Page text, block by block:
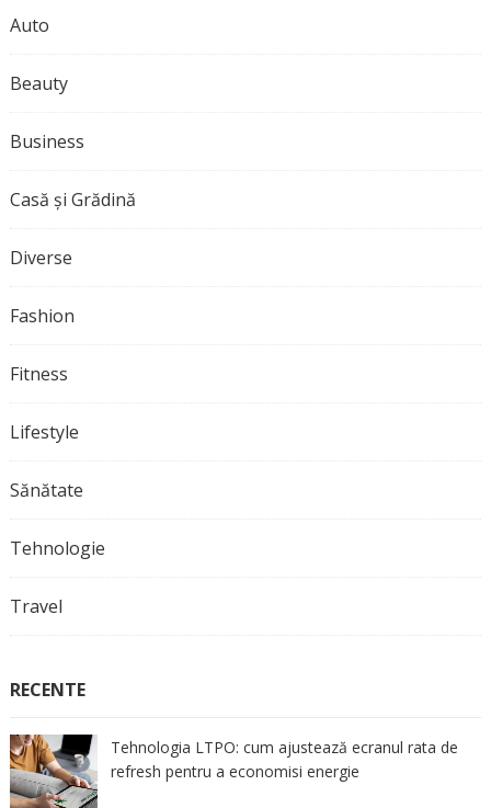
Auto
Beauty
Business
Casă și Grădină
Diverse
Fashion
Fitness
Lifestyle
Sănătate
Tehnologie
Travel
RECENTE
Tehnologia LTPO: cum ajustează ecranul rata de
refresh pentru a economisi energie